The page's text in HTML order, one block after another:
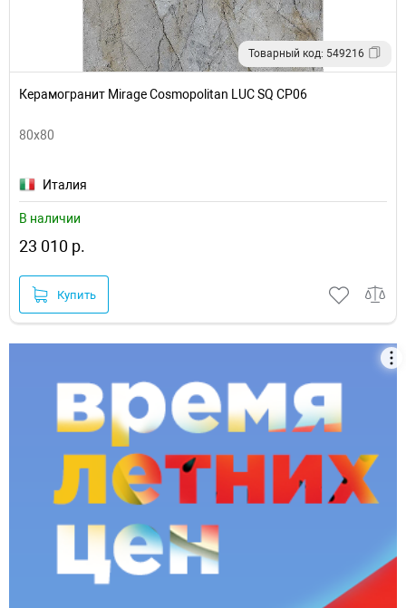
Товарный код: 549216
Керамогранит Mirage Cosmopolitan LUC SQ CP06
80x80
Италия
В наличии
23 010 р.
Купить